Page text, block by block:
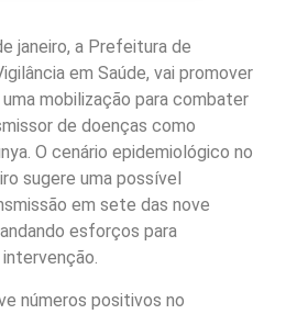
janeiro, a Prefeitura de
em Saúde, vai promover
mobilização para combater
de doenças como
O cenário epidemiológico no
sugere uma possível
em sete das nove
esforços para
números positivos no